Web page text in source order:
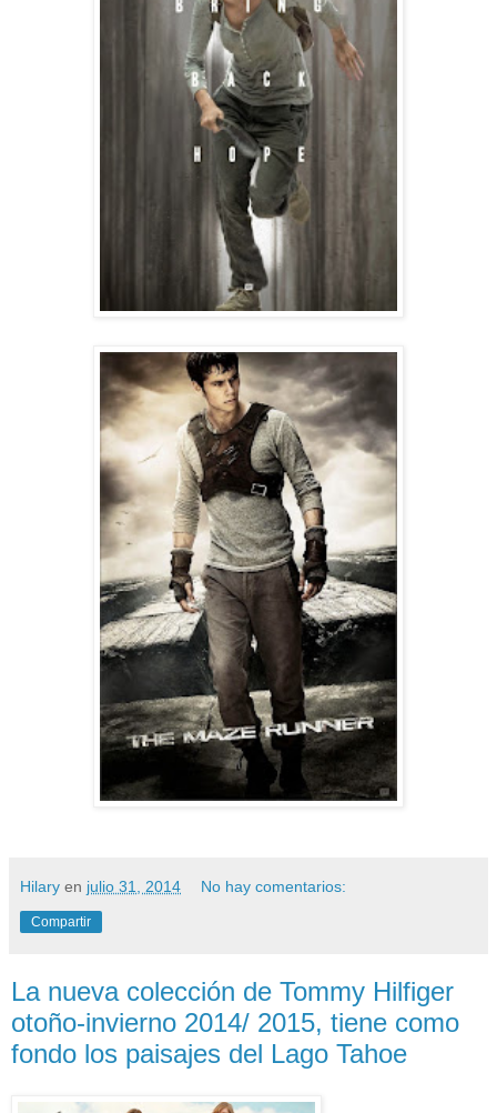
Hilary en julio 31, 2014 No hay comentarios:
Compartir
La nueva colección de Tommy Hilfiger
otoño-invierno 2014/ 2015, tiene como
fondo los paisajes del Lago Tahoe